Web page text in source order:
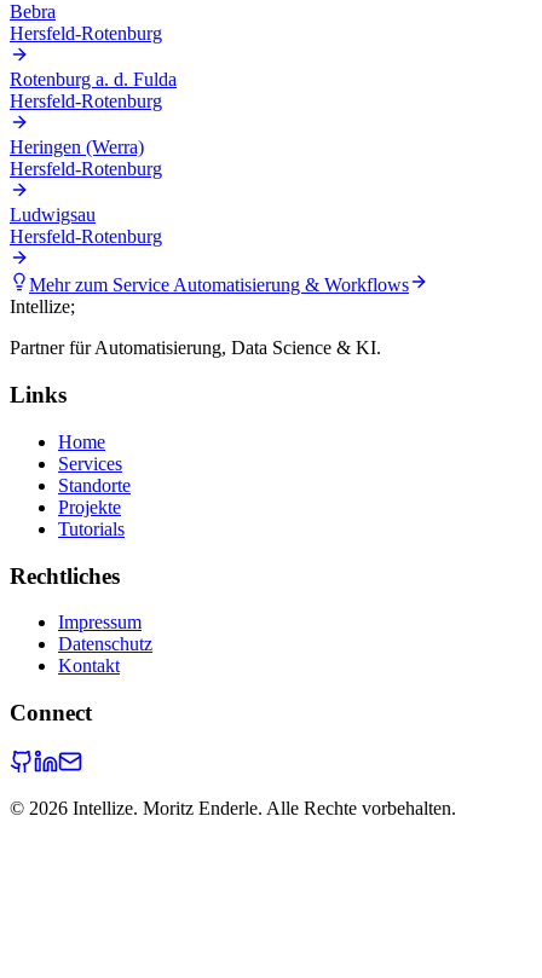
Bebra
Hersfeld-Rotenburg
Rotenburg a. d. Fulda
Hersfeld-Rotenburg
Heringen (Werra)
Hersfeld-Rotenburg
Ludwigsau
Hersfeld-Rotenburg
Mehr zum ServiceAutomatisierung & Workflows
Intellize;
Partner für Automatisierung, Data Science & KI.
Links
Home
Services
Standorte
Projekte
Tutorials
Rechtliches
Impressum
Datenschutz
Kontakt
Connect
© 2026 Intellize. Moritz Enderle. Alle Rechte vorbehalten.